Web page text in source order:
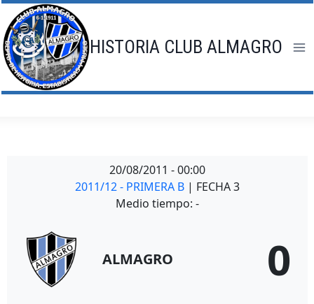
Saltar
al
contenido
HISTORIA CLUB ALMAGRO
20/08/2011 - 00:00
2011/12 - PRIMERA B | FECHA 3
Medio tiempo: -
ALMAGRO 0